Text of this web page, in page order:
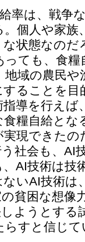
率は、戦争
個人や家族
状態なのだ
ても、食糧
域の農民や
ることを
導を行えば
糧自給とな
現できた
社会も、AI
AI技術は技
いAI技術は
貧困な想像
ようとする
らすと信じて